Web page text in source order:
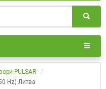
PULSAR
Hz) Литва